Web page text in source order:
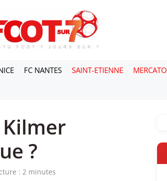
FC NANTES SAINT-ETIENNE MERCATO
Kilmer
?
: 2 minutes